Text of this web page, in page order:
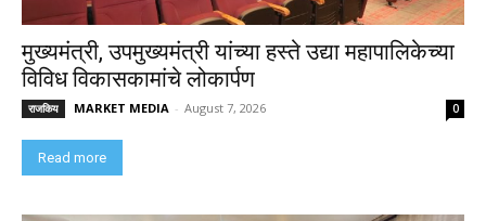
मुख्यमंत्री, उपमुख्यमंत्री यांच्या हस्ते उद्या महापालिकेच्या
विविध विकासकामांचे लोकार्पण
राजकिय MARKET MEDIA - August 7, 2026 0
Read more